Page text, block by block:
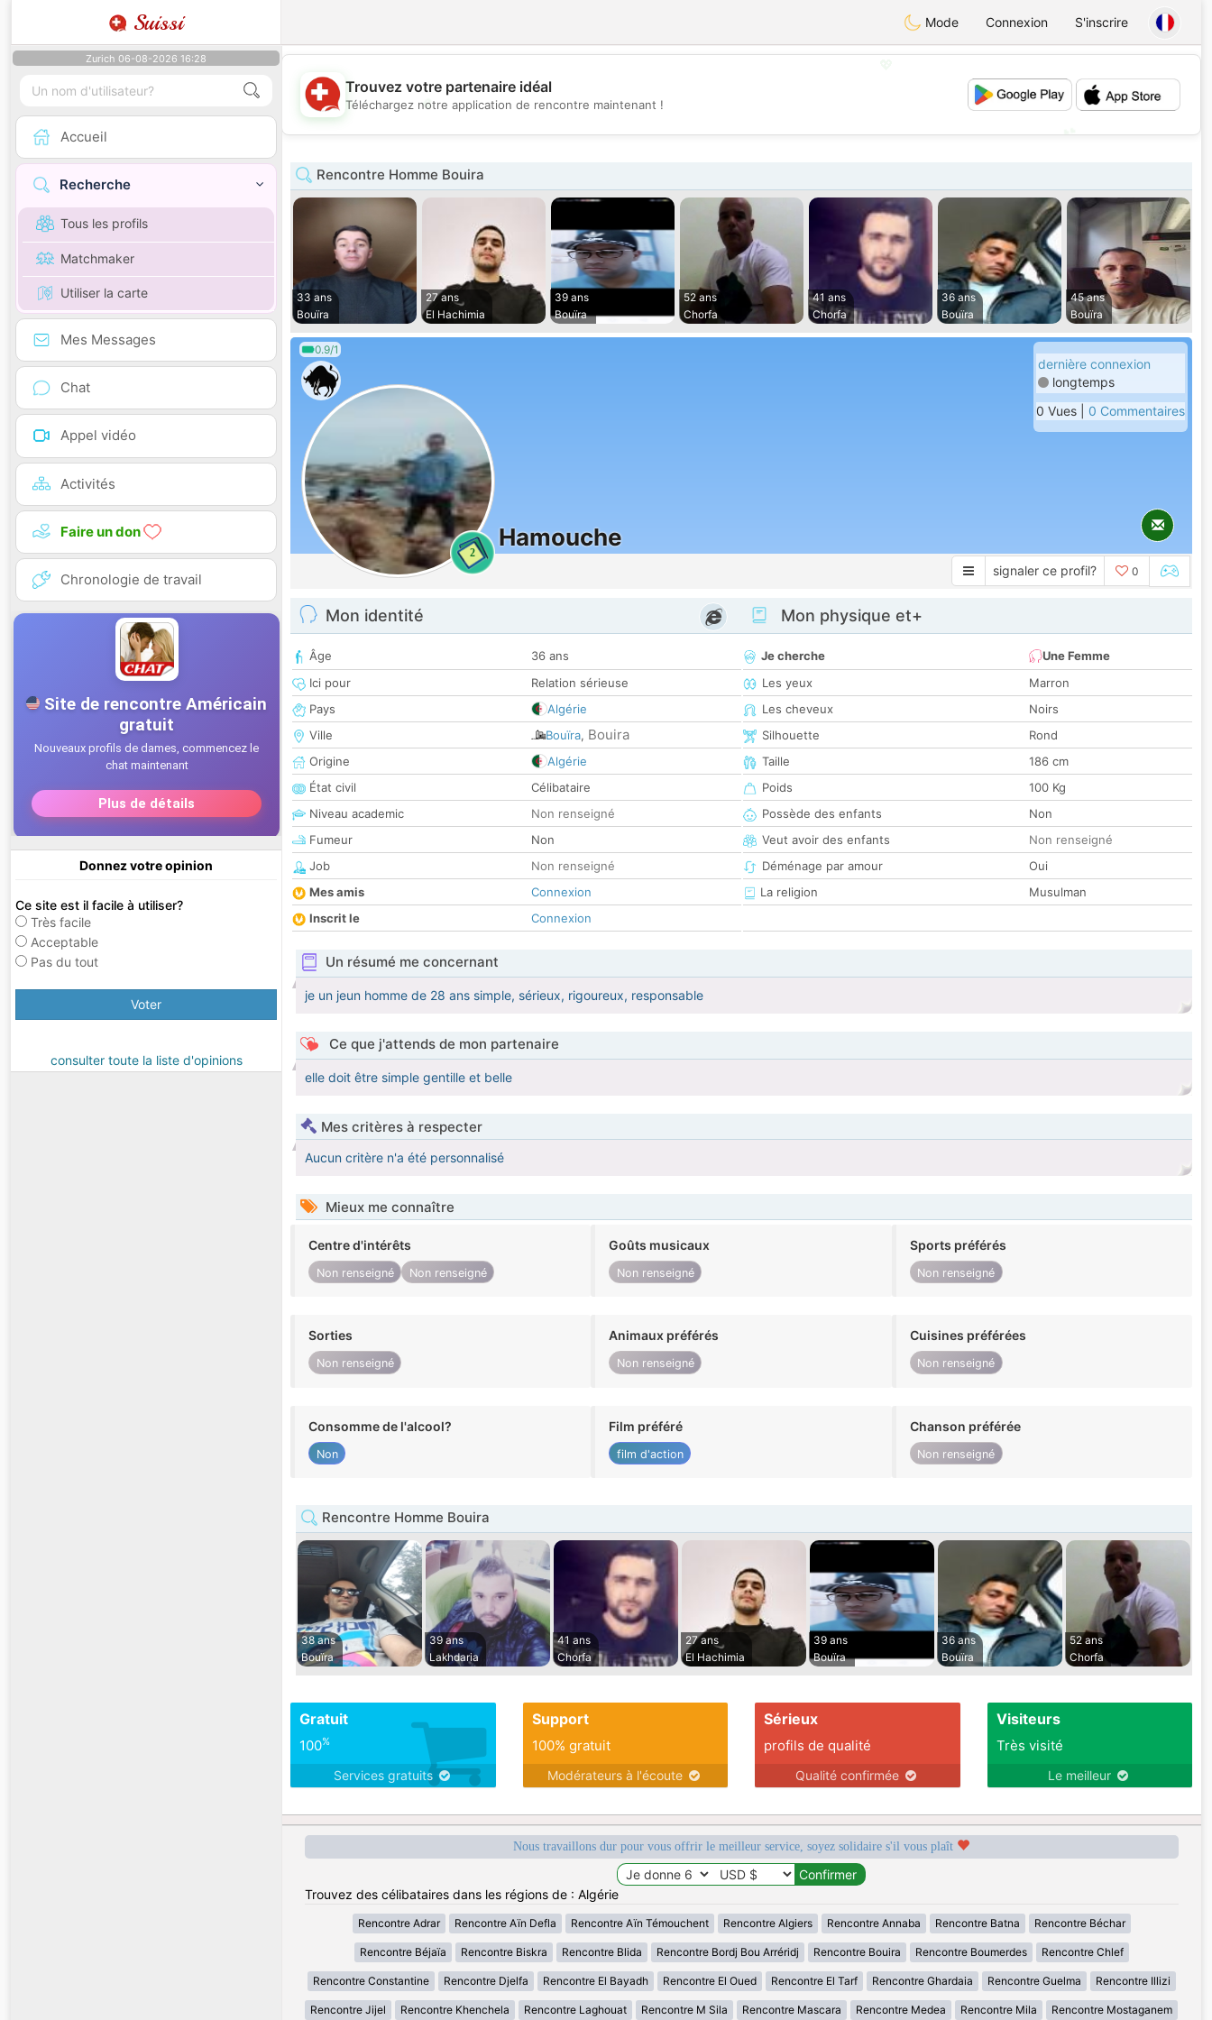
Suissi Mode Connexion S'inscrire
Zurich 06-08-2026 16:28
Accueil
Recherche
Tous les profils
Matchmaker
Utiliser la carte
Mes Messages
Chat
Appel vidéo
Activités
Faire un don
Chronologie de travail
Donnez votre opinion
Ce site est il facile à utiliser?
Très facile
Acceptable
Pas du tout
Voter
consulter toute la liste d'opinions
💖
💕
Trouvez votre partenaire idéal
Téléchargez notre application de rencontre maintenant !
Rencontre Homme Bouira
33 ans
Bouïra
27 ans
El Hachimia
39 ans
Bouïra
52 ans
Chorfa
41 ans
Chorfa
36 ans
Bouïra
45 ans
Bouïra
0.9/1
2
Hamouche
dernière connexion
longtemps
0 Vues | 0 Commentaires
signaler ce profil? 0
Mon identité
Âge
36 ans
Ici pour
Relation sérieuse
Pays
Algérie
Ville
Bouïra, Bouira
Origine
Algérie
État civil
Célibataire
Niveau academic
Non renseigné
Fumeur
Non
Job
Non renseigné
Mes amis
Connexion
Inscrit le
Connexion
Mon physique et+
Je cherche
Une Femme
Les yeux
Marron
Les cheveux
Noirs
Silhouette
Rond
Taille
186 cm
Poids
100 Kg
Possède des enfants
Non
Veut avoir des enfants
Non renseigné
Déménage par amour
Oui
La religion
Musulman
Un résumé me concernant
je un jeun homme de 28 ans simple, sérieux, rigoureux, responsable
Ce que j'attends de mon partenaire
elle doit être simple gentille et belle
Mes critères à respecter
Aucun critère n'a été personnalisé
Mieux me connaître
Centre d'intérêts
Non renseigné Non renseigné
Goûts musicaux
Non renseigné
Sports préférés
Non renseigné
Sorties
Non renseigné
Animaux préférés
Non renseigné
Cuisines préférées
Non renseigné
Consomme de l'alcool?
Non
Film préféré
film d'action
Chanson préférée
Non renseigné
Rencontre Homme Bouira
38 ans
Bouïra
39 ans
Lakhdaria
41 ans
Chorfa
27 ans
El Hachimia
39 ans
Bouïra
36 ans
Bouïra
52 ans
Chorfa
Gratuit
100%
Services gratuits
Support
100% gratuit
Modérateurs à l'écoute
Sérieux
profils de qualité
Qualité confirmée
Visiteurs
Très visité
Le meilleur
Nous travaillons dur pour vous offrir le meilleur service, soyez solidaire s'il vous plaît
Trouvez des célibataires dans les régions de : Algérie
Rencontre Adrar Rencontre Aïn Defla Rencontre Aïn Témouchent Rencontre Algiers Rencontre Annaba Rencontre Batna Rencontre Béchar
Rencontre Béjaïa Rencontre Biskra Rencontre Blida Rencontre Bordj Bou Arréridj Rencontre Bouira Rencontre Boumerdes Rencontre Chlef
Rencontre Constantine Rencontre Djelfa Rencontre El Bayadh Rencontre El Oued Rencontre El Tarf Rencontre Ghardaia Rencontre Guelma Rencontre Illizi
Rencontre Jijel Rencontre Khenchela Rencontre Laghouat Rencontre M Sila Rencontre Mascara Rencontre Medea Rencontre Mila Rencontre Mostaganem